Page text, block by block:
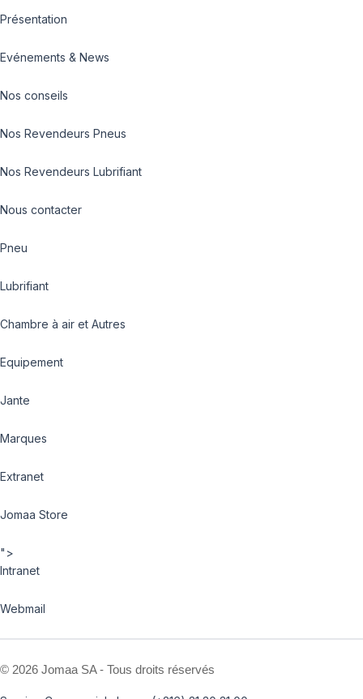
Présentation
Evénements & News
Nos conseils
Nos Revendeurs Pneus
Nos Revendeurs Lubrifiant
Nous contacter
Pneu
Lubrifiant
Chambre à air et Autres
Equipement
Jante
Marques
Extranet
Jomaa Store
">
Intranet
Webmail
© 2026 Jomaa SA - Tous droits réservés